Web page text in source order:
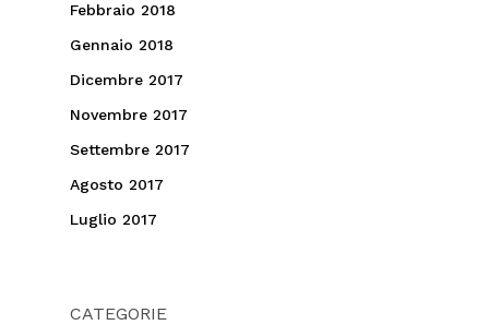
Febbraio 2018
Gennaio 2018
Dicembre 2017
Novembre 2017
Settembre 2017
Agosto 2017
Luglio 2017
CATEGORIE